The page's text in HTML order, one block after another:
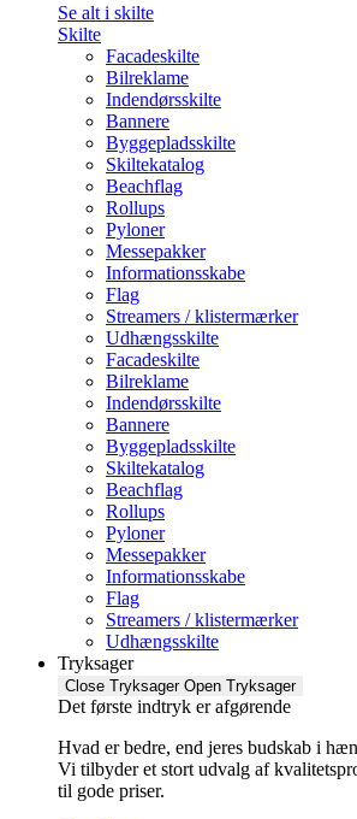
Se alt i skilte
Skilte
Facadeskilte
Bilreklame
Indendørsskilte
Bannere
Byggepladsskilte
Skiltekatalog
Beachflag
Rollups
Pyloner
Messepakker
Informationsskabe
Flag
Streamers / klistermærker
Udhængsskilte
Facadeskilte
Bilreklame
Indendørsskilte
Bannere
Byggepladsskilte
Skiltekatalog
Beachflag
Rollups
Pyloner
Messepakker
Informationsskabe
Flag
Streamers / klistermærker
Udhængsskilte
Tryksager
Close Tryksager Open Tryksager
Det første indtryk er afgørende
Hvad er bedre, end jeres budskab i
Vi tilbyder et stort udvalg af
til gode priser.